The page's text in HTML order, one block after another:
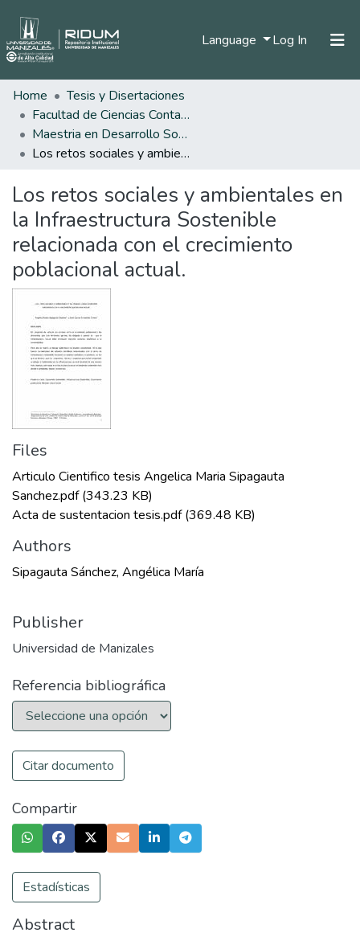
Language Log In (current)
Statistics
Home
Tesis y Disertaciones
Facultad de Ciencias Contables Económicas y Administrativas
Maestria en Desarrollo Sostenible y Medio Ambiente
Los retos sociales y ambientales en la Infraestructura Sostenible relacionada con el crecimiento poblacional actual.
Los retos sociales y ambientales en
la Infraestructura Sostenible
relacionada con el crecimiento
poblacional actual.
Files
Articulo Cientifico tesis Angelica Maria Sipagauta
Sanchez.pdf(343.23 KB)
Acta de sustentacion tesis.pdf(369.48 KB)
Authors
Sipagauta Sánchez, Angélica María
Publisher
Universidad de Manizales
Referencia bibliográfica
Citar documento
Compartir
Estadísticas
Abstract